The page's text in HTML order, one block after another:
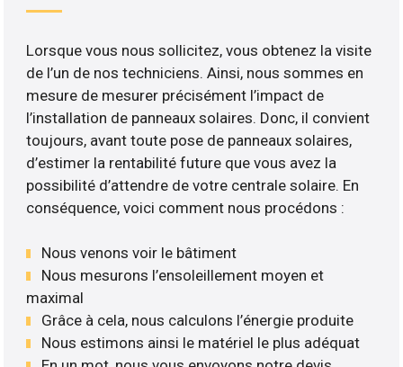
Lorsque vous nous sollicitez, vous obtenez la visite
de l’un de nos techniciens. Ainsi, nous sommes en
mesure de mesurer précisément l’impact de
l’installation de panneaux solaires. Donc, il convient
toujours, avant toute pose de panneaux solaires,
d’estimer la rentabilité future que vous avez la
possibilité d’attendre de votre centrale solaire. En
conséquence, voici comment nous procédons :
Nous venons voir le bâtiment
Nous mesurons l’ensoleillement moyen et
maximal
Grâce à cela, nous calculons l’énergie produite
Nous estimons ainsi le matériel le plus adéquat